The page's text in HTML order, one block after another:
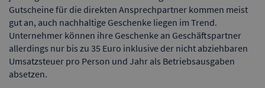
Gutscheine für die direkten Ansprechpartner kommen meist
gut an, auch nachhaltige Geschenke liegen im Trend.
Unternehmer können ihre Geschenke an Geschäftspartner
allerdings nur bis zu 35 Euro inklusive der nicht abziehbaren
Umsatzsteuer pro Person und Jahr als Betriebsausgaben
absetzen.